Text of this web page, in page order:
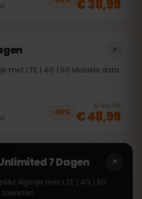
€ 38,99
met LTE | 4G | 5G Mobiele data
−20%
€ 60,99
€ 48,99
7 Dagen
Algerije met LTE | 4G | 5G